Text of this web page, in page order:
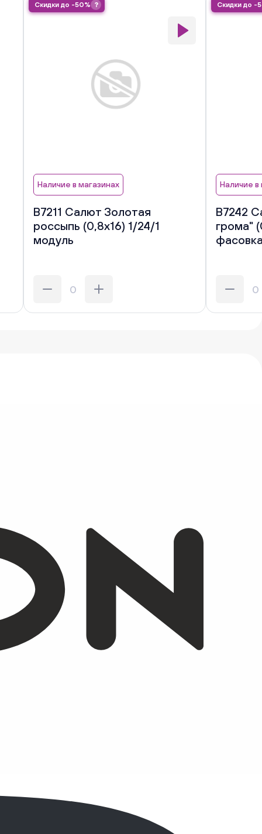
Скидки до -50% ?
Наличие в магазинах
В7211 Салют Золотая
россыпь (0,8х16) 1/24/1
модуль
Скидки до -
Наличие в
В7242
грома"